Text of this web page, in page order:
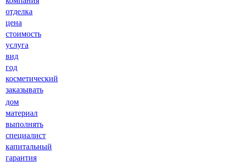
отделка
цена
стоимость
услуга
вид
год
косметический
заказывать
дом
материал
выполнять
специалист
капитальный
гарантия